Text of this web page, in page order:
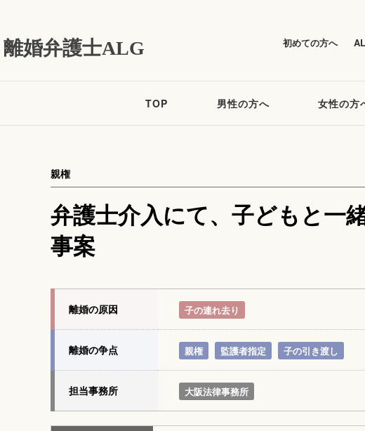
離婚弁護士ALG 初めての方へ
TOP 男性の方へ 女性の方
弁護士介入にて、子どもと一
事案
親権
離婚の原因 子の連れ去り
離婚の争点 親権 監護者指定 子の引き渡し
担当事務所 大阪法律事務所